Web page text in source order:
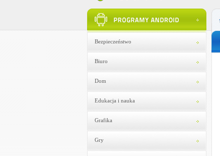
Bezpieczeństwo
Biuro
Dom
Edukacja i nauka
Grafika
Gry